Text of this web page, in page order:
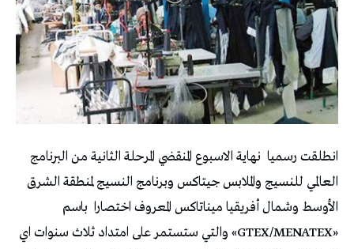
انطلقت رسميا نهاية الاسبوع المنقضي المرحلة الثانية من البرنامج
العالمي للنسيج والملابس جيتاكس وبرنامج النسيج لمنطقة الشرق
الأوسط وشمال أفريقيا ميناتاكس المعروف اختصارا باسم
«GTEX/MENATEX» والتي ستستمر على امتداد ثلاث سنوات اي